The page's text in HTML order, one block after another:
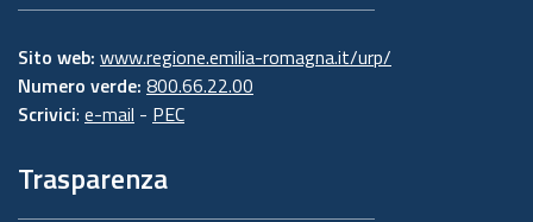
Sito web: www.regione.emilia-romagna.it/urp/
Numero verde: 800.66.22.00
Scrivici: e-mail - PEC
Trasparenza